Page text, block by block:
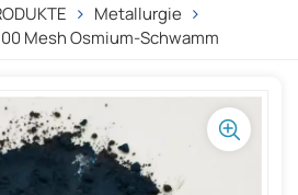
Metallurgie
Mesh Osmium-Schwamm